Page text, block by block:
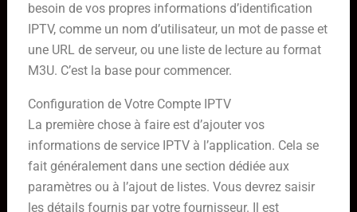
besoin de vos propres informations d’identification
IPTV, comme un nom d’utilisateur, un mot de passe et
une URL de serveur, ou une liste de lecture au format
M3U. C’est la base pour commencer.
Configuration de Votre Compte IPTV
La première chose à faire est d’ajouter vos
informations de service IPTV à l’application. Cela se
fait généralement dans une section dédiée aux
paramètres ou à l’ajout de listes. Vous devrez saisir
les détails fournis par votre fournisseur. Il est